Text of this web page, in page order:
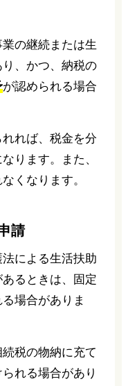
の継続または生
、かつ、納税の
が認められる場合
れば、税金を分
ります。また、
くなります。
請
による生活扶助
るときは、固定
場合がありま
税の物納に充て
れる場合があり